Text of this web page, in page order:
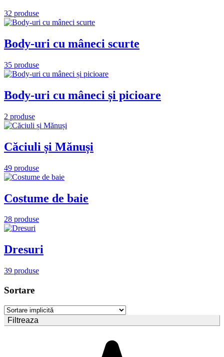
32 produse
Body-uri cu mâneci scurte
35 produse
Body-uri cu mâneci și picioare
2 produse
Căciuli și Mănuși
49 produse
Costume de baie
28 produse
Dresuri
39 produse
Sortare
Filtreaza